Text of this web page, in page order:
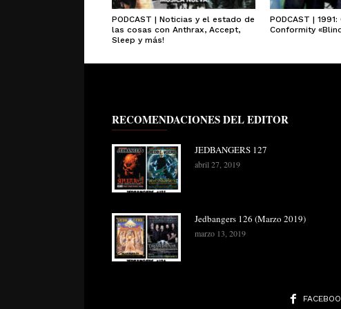
PODCAST | Noticias y el estado de
las cosas con Anthrax, Accept,
Sleep y más!
PODCAST |
Conformity
RECOMENDACIONES DEL EDITOR
JEDBANGERS 127
abril 27, 2019
Jedbangers 126 (Marzo 2019)
marzo 13, 2019